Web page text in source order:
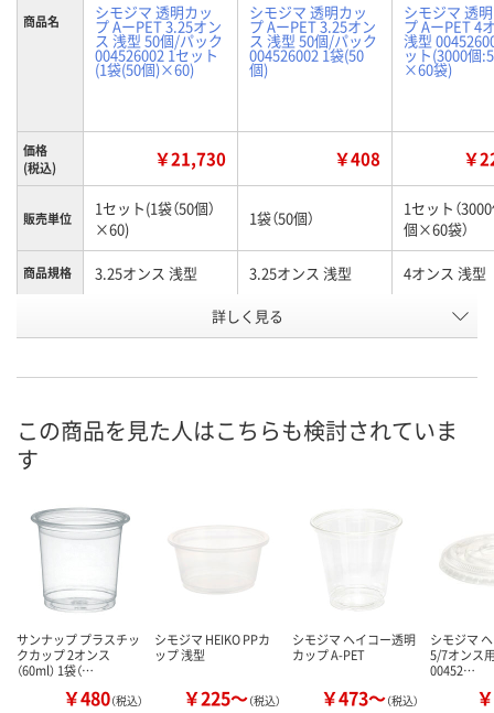
商品名 シモジマ 透明カッ
プ AーPET 3.25オン
ス 浅型 50個/パック
004526002 1セット
(1袋(50個)×60)
シモジマ 透明カッ
プ AーPET 3.25オン
ス 浅型 50個/パック
004526002 1袋(50
個)
シモジマ 透
プ AーPET 4
浅型
ット(3000個
×60袋)
価格
(税込)
￥21,730 ￥408 ￥
販売単位
1セット(1袋（50個）
×60)
1袋（50個）
1セット（3000
個×60袋）
商品規格 3.25オンス 浅型 3.25オンス 浅型 4オンス 浅型
RP96932 U175378
8月9日（日）
カゴへ
詳しく見る
この商品を見た人はこちらも検討されていま
す
サンナップ プラスチッ
クカップ 2オンス
（60ml） 1袋（…
￥480（税込）
シモジマ HEIKO PPカ
ップ 浅型
￥225～（税込）
シモジマ ヘイコー透明
カップ A-PET
￥473～（税込）
シモジマ
5/7オンス
00452…